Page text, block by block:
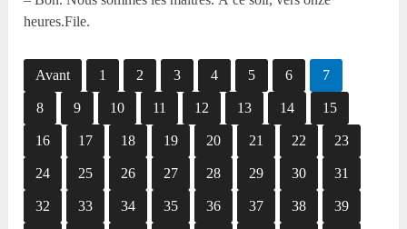
heures.File.
Avant 1 2 3 4 5 6 7
8 9 10 11 12 13 14 15
16 17 18 19 20 21 22 23
24 25 26 27 28 29 30 31
32 33 34 35 36 37 38 39